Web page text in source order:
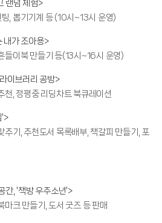
랜덤 체험>
, 뽑기기계 등 (10시~13시 운영)
내가 조아용>
들이북 만들기 등(13시~16시 운영)
이브러리 공방>
천, 정평중 리딩차트 북큐레이션
'>
추기, 추천도서 목록배부, 책갈피 만들기, 포
간, '책방 우주소년'>
마크 만들기, 도서 굿즈 등 판매